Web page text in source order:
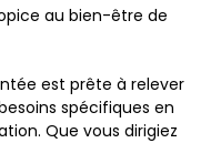
au bien-être de
est prête à relever
spécifiques en
Que vous dirigiez